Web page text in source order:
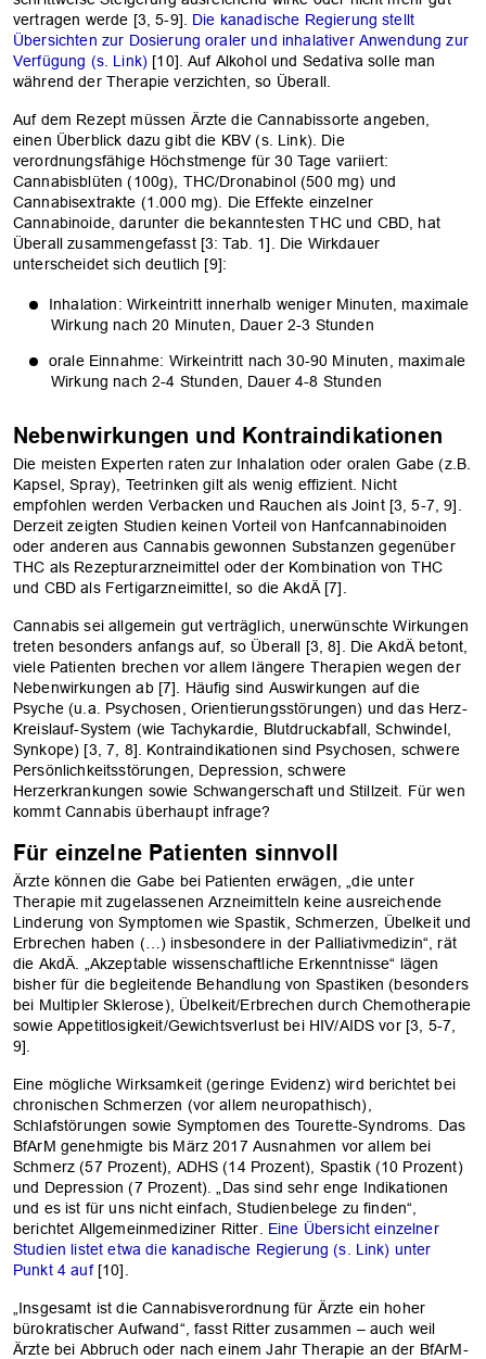
vertragen werde [3, 5-9]. Die kanadische Regierung stellt
Übersichten zur Dosie­rung oraler und inhalativer Anwendung zur
Verfügung (s. Link) [10]. Auf Alkohol und Sedativa solle man
während der Therapie verzichten, so Überall.
Auf dem Rezept müssen Ärzte die Cannabissorte angeben,
einen Überblick dazu gibt die KBV (s. Link). Die
verordnungsfähige Höchstmenge für 30 Tage variiert:
Cannabisblüten (100g), THC/Dronabinol (500 mg) und
Cannabisextrakte (1.000 mg). Die Effekte einzelner
Cannabinoide, darunter die bekanntesten THC und CBD, hat
Überall zusammengefasst [3: Tab. 1]. Die Wirkdauer
unterscheidet sich deutlich [9]:
Inhalation: Wirkeintritt innerhalb weniger Minuten, maximale
Wirkung nach 20 Minuten, Dauer 2-3 Stunden
orale Einnahme: Wirkeintritt nach 30-90 Minuten, maximale
Wirkung nach 2-4 Stunden, Dauer 4-8 Stunden
Nebenwirkungen und Kontraindikationen
Die meisten Experten raten zur Inha­lation oder oralen Gabe (z.B.
Kapsel, Spray), Teetrinken gilt als wenig effizient. Nicht
empfohlen werden Verbacken und Rauchen als Joint [3, 5-7, 9].
Derzeit zeigten Studien keinen Vorteil von Hanfcannabinoiden
oder anderen aus Cannabis gewonnen Substanzen gegenüber
THC als Rezepturarzneimittel oder der Kombination von THC
und CBD als Fertigarzneimittel, so die AkdÄ [7].
Cannabis sei allgemein gut verträglich, unerwünschte Wirkungen
treten besonders anfangs auf, so Überall [3, 8]. Die AkdÄ betont,
viele Patienten brechen vor allem längere Therapien wegen der
Nebenwirkungen ab [7]. Häufig sind Auswirkungen auf die
Psyche (u.a. Psychosen, Orientierungsstörungen) und das Herz-
Kreislauf-System (wie Tachykardie, Blutdruckabfall, Schwindel,
Synkope) [3, 7, 8]. Kontrain­dikationen sind Psychosen, schwere
Persönlichkeitsstörungen, Depression, schwere
Herzerkrankungen sowie Schwangerschaft und Stillzeit. Für wen
kommt Cannabis überhaupt infrage?
Für einzelne Patienten sinnvoll
Ärzte können die Gabe bei Patienten erwägen, „die unter
Therapie mit zugelassenen Arzneimitteln keine ausreichende
Linderung von Symptomen wie Spastik, Schmerzen, Übelkeit und
Erbrechen haben (…) insbesondere in der Palliativmedizin“, rät
die AkdÄ. „Akzeptable wissenschaftliche Erkenntnisse“ lägen
bisher für die begleitende Behandlung von Spastiken (besonders
bei Multipler Sklerose), Übelkeit/Erbrechen durch Chemotherapie
sowie Appetitlosigkeit/Gewichtsverlust bei HIV/AIDS vor [3, 5-7,
9].
Eine mögliche Wirksamkeit (geringe Evidenz) wird berichtet bei
chronischen Schmerzen (vor allem neuropathisch),
Schlafstörungen sowie Symptomen des Tourette-Syndroms. Das
BfArM genehmigte bis März 2017 Ausnahmen vor allem bei
Schmerz (57 Prozent), ADHS (14 Prozent), Spastik (10 Prozent)
und Depression (7 Prozent). „Das sind sehr enge Indikationen
und es ist für uns nicht einfach, Studienbelege zu finden“,
berichtet Allgemeinmediziner Ritter. Eine Übersicht einzelner
Studien listet etwa die kanadische Regierung (s. Link) unter
Punkt 4 auf[10].
„Insgesamt ist die Cannabisverordnung für Ärzte ein hoher
bürokratischer Aufwand“, fasst Ritter zusammen – auch weil
Ärzte bei Abbruch oder nach einem Jahr Therapie an der BfArM-